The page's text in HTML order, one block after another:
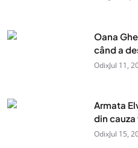
Oana
când a
OdixJul 11,
Armata
din cauza
OdixJul 15,